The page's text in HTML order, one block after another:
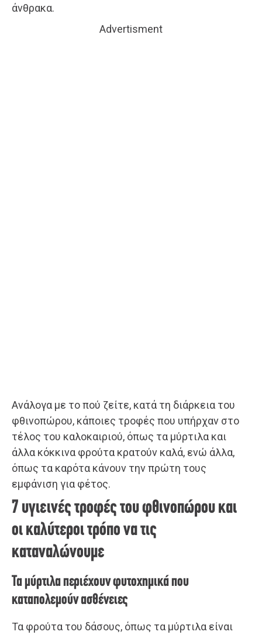
άνθρακα.
Advertisment
Ανάλογα με το πού ζείτε, κατά τη διάρκεια του
φθινοπώρου, κάποιες τροφές που υπήρχαν στο
τέλος του καλοκαιριού, όπως τα μύρτιλα και
άλλα κόκκινα φρούτα κρατούν καλά, ενώ άλλα,
όπως τα καρότα κάνουν την πρώτη τους
εμφάνιση για φέτος.
7 υγιεινές τροφές του φθινοπώρου και
οι καλύτεροι τρόπο να τις
καταναλώνουμε
Τα μύρτιλα περιέχουν φυτοχημικά που
καταπολεμούν ασθένειες
Τα φρούτα του δάσους, όπως τα μύρτιλα είναι